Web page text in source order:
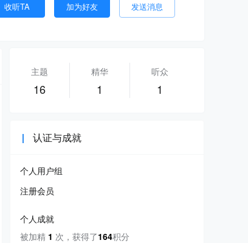
收听TA 加为好友 发送消息
主题
16
精华
1
听众
1
认证与成就
个人用户组
注册会员
个人成就
被加精 1 次 ， 获得了164积分